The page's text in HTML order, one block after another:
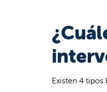
Existen 4 tipos